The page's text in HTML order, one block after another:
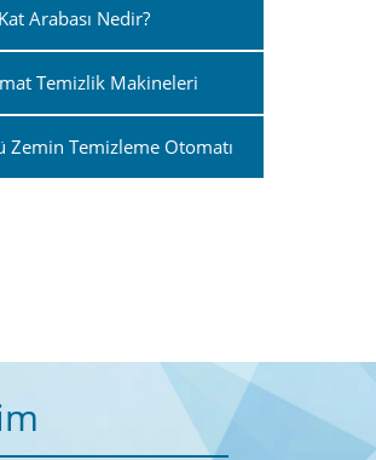
Arabası Nedir?
Temizlik Makineleri
Zemin Temizleme Otomatı